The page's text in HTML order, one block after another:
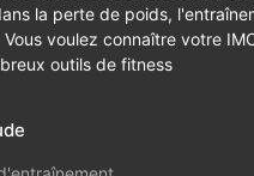
la perte de poids,
Vous voulez connaître votre
outils de fitness